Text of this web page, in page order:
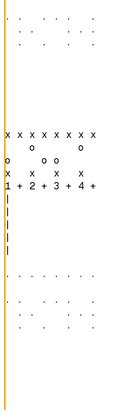
· ·   · · ·   ·
  · ·     · · ·
  ·   ·   ·   ·
x x x x x x x x
    o       o
o     o o
x   x   x   x
1 + 2 + 3 + 4 +
|
|
|
|
|
· · · · · · · ·
· ·   · · ·   ·
  · ·     · · ·
  ·   ·   ·   ·